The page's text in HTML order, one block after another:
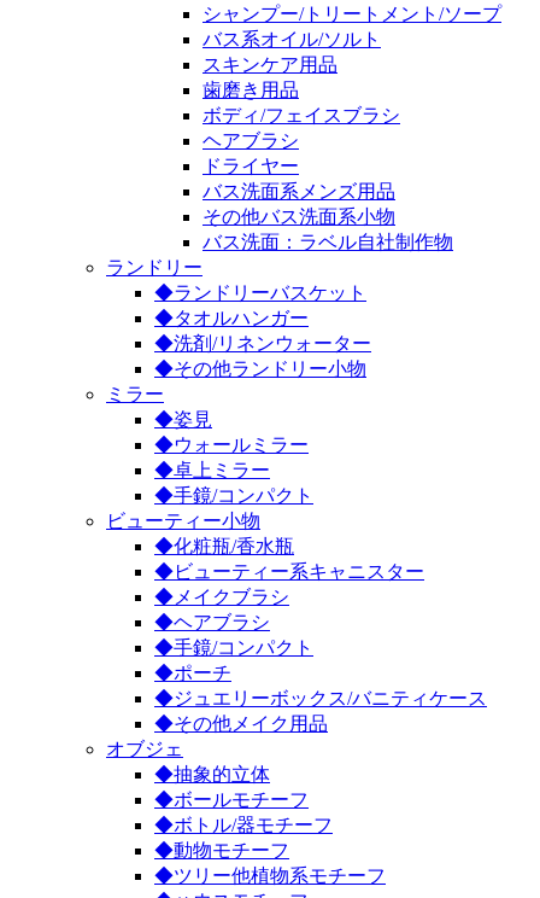
シャンプー/トリートメント/ソープ
バス系オイル/ソルト
スキンケア用品
歯磨き用品
ボディ/フェイスブラシ
ヘアブラシ
ドライヤー
バス洗面系メンズ用品
その他バス洗面系小物
バス洗面：ラベル自社制作物
ランドリー
◆ランドリーバスケット
◆タオルハンガー
◆洗剤/リネンウォーター
◆その他ランドリー小物
ミラー
◆姿見
◆ウォールミラー
◆卓上ミラー
◆手鏡/コンパクト
ビューティー小物
◆化粧瓶/香水瓶
◆ビューティー系キャニスター
◆メイクブラシ
◆ヘアブラシ
◆手鏡/コンパクト
◆ポーチ
◆ジュエリーボックス/バニティケース
◆その他メイク用品
オブジェ
◆抽象的立体
◆ボールモチーフ
◆ボトル/器モチーフ
◆動物モチーフ
◆ツリー他植物系モチーフ